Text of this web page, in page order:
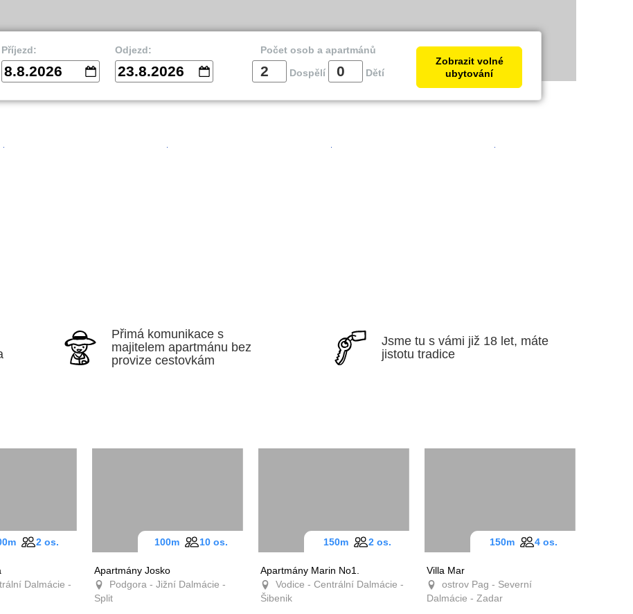
Příjezd:
8.8.2026
Odjezd:
23.8.2026
Počet osob a apartmánů
Dospělí
Dětí
Zobrazit volné
ubytování
Přimá komunikace s
majitelem apartmánu bez
provize cestovkám
Jsme tu s vámi již 18 let,
máte jistotu tradice
2 os.
Apartmány Josko
Podgora - Jižní Dalmácie -
Split
100m 10 os.
Apartmány Marin No1.
Vodice - Centrální
Dalmácie - Šibenik
150m 2 os.
Villa Mar
ostrov Pag - Severní
Dalmácie - Zadar
150m 4 os.